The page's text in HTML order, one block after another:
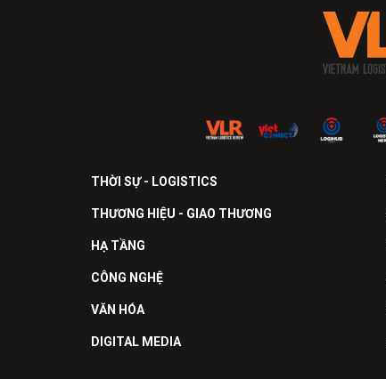
THỜI SỰ - LOGISTICS
THƯƠNG HIỆU - GIAO THƯƠNG
HẠ TẦNG
CÔNG NGHỆ
VĂN HÓA
DIGITAL MEDIA